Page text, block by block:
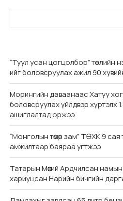
“Туул усан цогцолбор” төслийн
ийг боловсруулах ажил 90
Морингийн даваанаас Хатуу
боловсруулах үйлдвэр хүртэлх
ашиглалтад оржээ
“Монголын төмөр зам” ТӨХК 9
амжилтаар баяраа угтжээ
Татарын Мөөгий Ардчилсан
хариуцсан Нарийн бичгийн